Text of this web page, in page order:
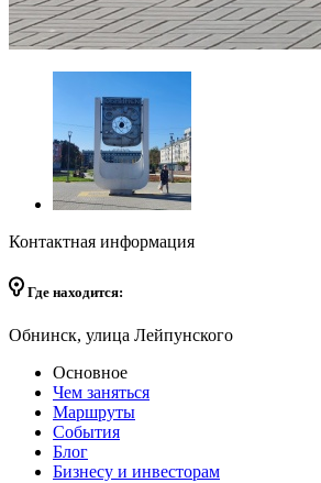
Контактная информация
Где находится:
Обнинск, улица Лейпунского
Основное
Чем заняться
Маршруты
События
Блог
Бизнесу и инвесторам